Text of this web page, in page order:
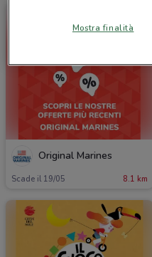
Original Marines
Scade il 19/05 8.1 km
Mostra finalità